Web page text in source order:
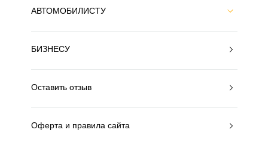
АВТОМОБИЛИСТУ
БИЗНЕСУ
Оставить отзыв
Оферта и правила сайта